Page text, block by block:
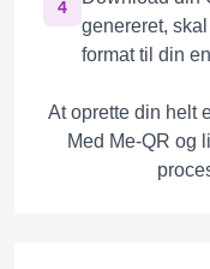
4
genereret,
format til din
At oprette din helt
Med Me-QR og